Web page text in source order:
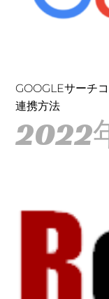
GOOGLEサーチ
連携方法
2022